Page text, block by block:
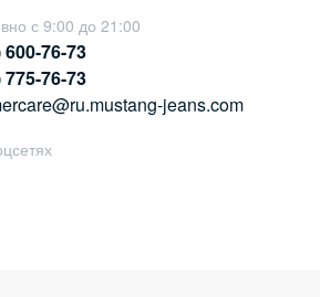
с 9:00 до 21:00
600-76-73
775-76-73
jeans.com